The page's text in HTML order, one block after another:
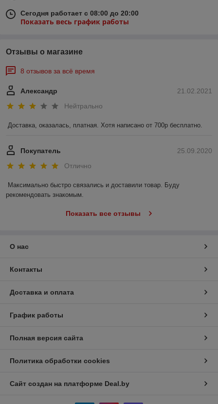
Сегодня работает с 08:00 до 20:00
Показать весь график работы
Отзывы о магазине
8 отзывов за всё время
21.02.2021
Александр
Нейтрально
Доставка, оказалась, платная. Хотя написано от 700р бесплатно.
25.09.2020
Покупатель
Отлично
Максимально быстро связались и доставили товар. Буду
рекомендовать знакомым.
Показать все отзывы
О нас
Контакты
Доставка и оплата
График работы
Полная версия сайта
Политика обработки cookies
Сайт создан на платформе Deal.by